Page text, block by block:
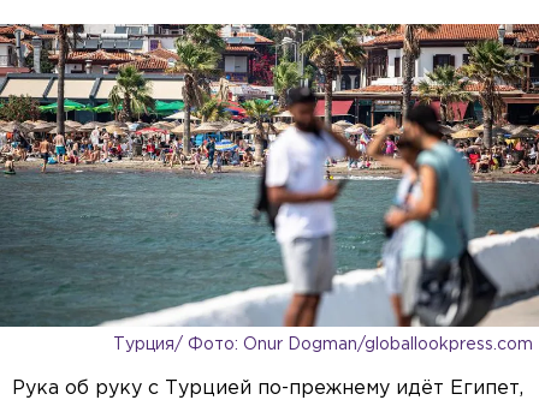
Турция/ Фото: Onur Dogman/globallookpress.com
Рука об руку с Турцией по-прежнему идёт Египет,